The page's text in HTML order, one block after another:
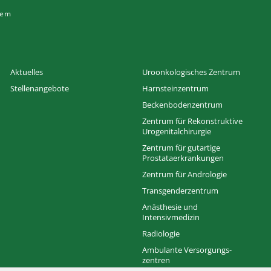
Aktuelles
Stellenangebote
Uroonkologisches Zentrum
Harnsteinzentrum
Beckenbodenzentrum
Zentrum für Rekonstruktive
Urogenitalchirurgie
Zentrum für gutartige
Prostataerkrankungen
Zentrum für Andrologie
Transgenderzentrum
Anästhesie und
Intensivmedizin
Radiologie
Ambulante Versorgungs­
zentren